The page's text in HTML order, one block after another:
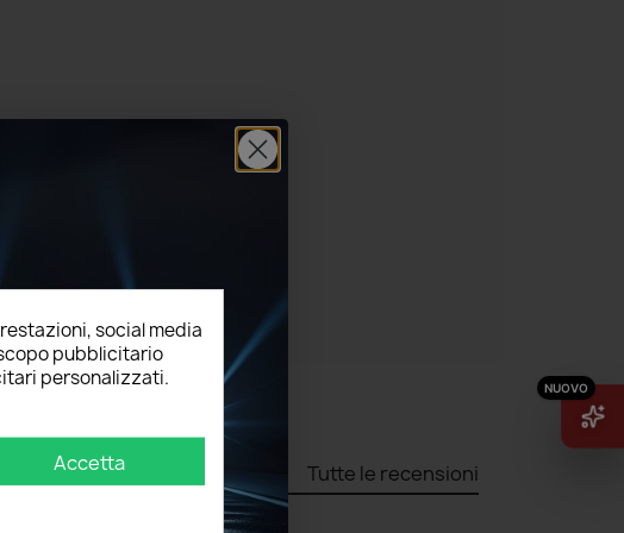
Tutte le recensioni
social media
pubblicitario
personalizzati.
Accetta